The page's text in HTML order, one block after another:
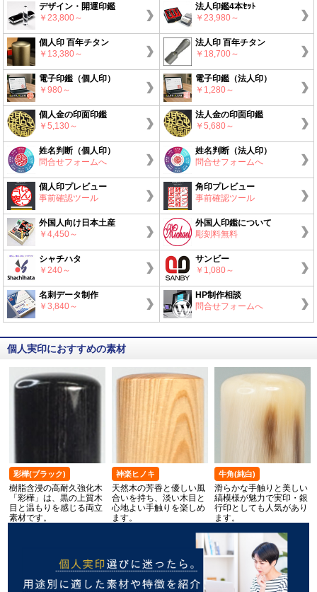
デザイン・開運印鑑
￥23,800～
法人印鑑4本ｾｯﾄ
￥23,980～
個人印 百年チタン
￥13,380～
法人印 百年チタン
￥18,700～
電子印鑑（個人印）
￥980～
電子印鑑（法人印）
￥1,280～
個人金の印面印鑑
￥5,130～
法人金の印面印鑑
￥5,680～
姓名判断（個人印）
問合せフォームへ
姓名判断（法人印）
問合せフォームへ
個人印プレビュー
事前確認ツール
角印プレビュー
事前確認ツール
外国人向け日本土産
￥4,450～
外国人印鑑について
彫刻料無料
シャチハタ
￥240～
サンビー
￥1,080～
名刺データ制作
￥3,840～
HP制作相談
問合せフォームへ
個人実印におすすめの素材
彩樺(ブラック)
樹脂含浸の高耐久強化木
「彩樺」は、黒の上質木
目と温もりを感じる両立
素材です。
神楽ヒノキ
天然木の芳香と優しい風
合いを持ち、淡い木目と
心地よい手触りを楽しめ
ます。
牛角(純白)
滑らかな手触りと美しい
縞模様が魅力で実印・銀
行印としても人気があり
ます。